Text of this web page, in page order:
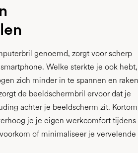
genoemd, zorgt voor scherp
Welke sterkte je ook hebt,
zich minder in te spannen en raken
de beeldschermbril ervoor dat je
achter je beeldscherm zit.
je je eigen werkcomfort tijdens
of minimaliseer je vervelende